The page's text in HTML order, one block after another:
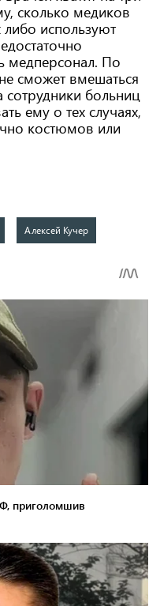
сколько медиков
используют
медперсонал. По
сможет вмешаться
больниц
ему о тех случаях,
костюмов или
Алексей Кучер